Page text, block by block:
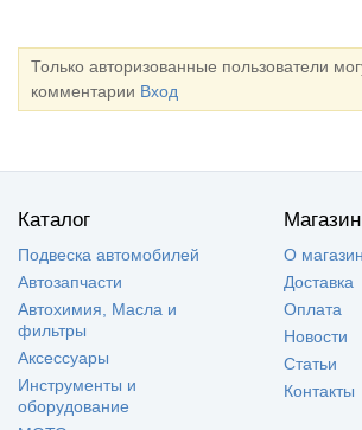
Только авторизованные пользователи
комментарии Вход
Каталог
Подвеска автомобилей
Автозапчасти
Автохимия, Масла и
фильтры
Аксессуары
Инструменты и
оборудование
Магазин
О
Доставка
Оплата
Новости
Статьи
Контакты